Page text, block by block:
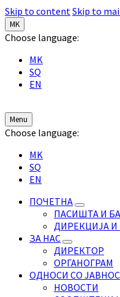
Skip to contentSkip to
MK
Choose language:
MK
SQ
EN
Menu
Choose language:
MK
SQ
EN
ПОЧЕТНА
ПАСИШТА И
ДИРЕКЦИЈА
ЗА НАС
ДИРЕКТОР
ОРГАНОГРАМ
ОДНОСИ СО
НОВОСТИ